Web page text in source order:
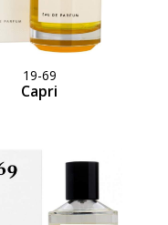
19-69
Capri